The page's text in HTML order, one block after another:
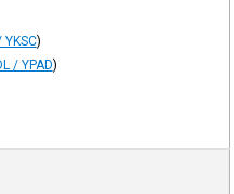
YKSC)
/ YPAD)